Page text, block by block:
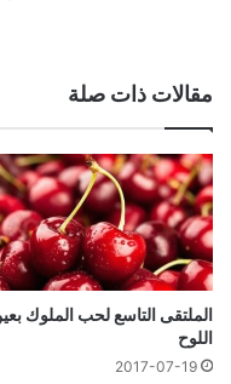
مقالات ذات صلة
الملتقى التاسع لحب الملوك
اللوح
2017-07-19